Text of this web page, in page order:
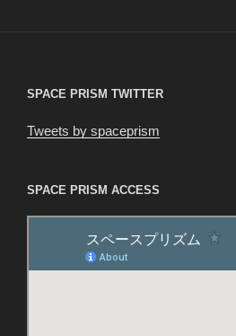
SPACE PRISM TWITTER
Tweets by spaceprism
SPACE PRISM ACCESS